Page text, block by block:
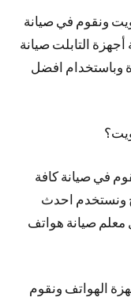
ونقوم في صيانة
أجهزة التابلت صيانة
وباستخدام افضل
في صيانة كافة
ونستخدم احدث
معلم صيانة هواتف
الهواتف ونقوم